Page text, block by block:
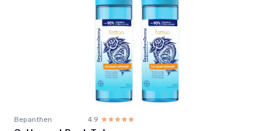
Bepanthen 4.9 ☆☆☆☆☆
★★★★★